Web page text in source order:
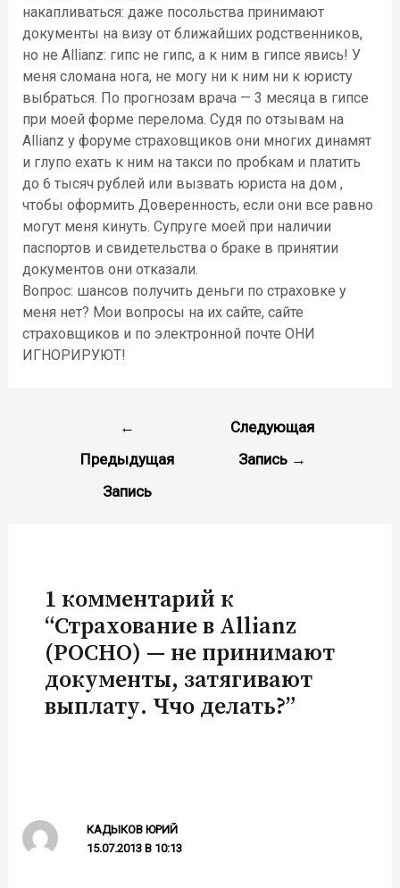
накапливаться: даже посольства принимают
документы на визу от ближайших родственников,
но не Allianz: гипс не гипс, а к ним в гипсе явись! У
меня сломана нога, не могу ни к ним ни к юристу
выбраться. По прогнозам врача — 3 месяца в гипсе
при моей форме перелома. Судя по отзывам на
Allianz y форуме страховщиков они многих динамят
и глупо ехать к ним на такси по пробкам и платить
до 6 тысяч рублей или вызвать юриста на дом ,
чтобы оформить Доверенность, если они все равно
могут меня кинуть. Супруге моей при наличии
паспортов и свидетельства о браке в принятии
документов они отказали.
Вопрос: шансов получить деньги по страховке у
меня нет? Мои вопросы на их сайте, сайте
страховщиков и по электронной почте ОНИ
ИГНОРИРУЮТ!
←
Предыдущая
Запись
Следующая
Запись →
1 комментарий к
“Страхование в Allianz
(РОСНО) — не принимают
документы, затягивают
выплату. Ччо делать?”
КАДЫКОВ ЮРИЙ
15.07.2013 В 10:13